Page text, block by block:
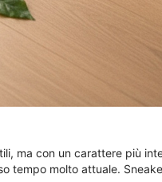
ma con un carattere più
tempo molto attuale.